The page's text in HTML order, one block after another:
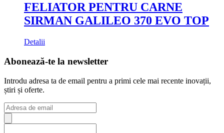
FELIATOR PENTRU CARNE
SIRMAN GALILEO 370 EVO TOP
Detalii
Abonează-te la newsletter
Introdu adresa ta de email pentru a primi cele mai recente inovații,
știri și oferte.